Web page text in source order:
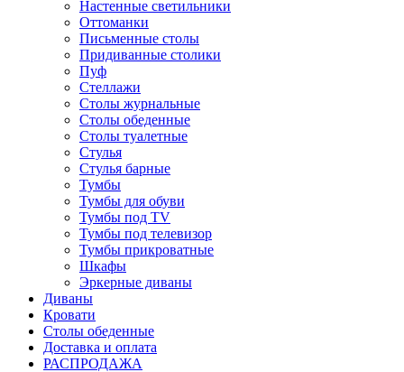
Настенные светильники
Оттоманки
Письменные столы
Придиванные столики
Пуф
Стеллажи
Столы журнальные
Столы обеденные
Столы туалетные
Стулья
Стулья барные
Тумбы
Тумбы для обуви
Тумбы под TV
Тумбы под телевизор
Тумбы прикроватные
Шкафы
Эркерные диваны
Диваны
Кровати
Столы обеденные
Доставка и оплата
РАСПРОДАЖА